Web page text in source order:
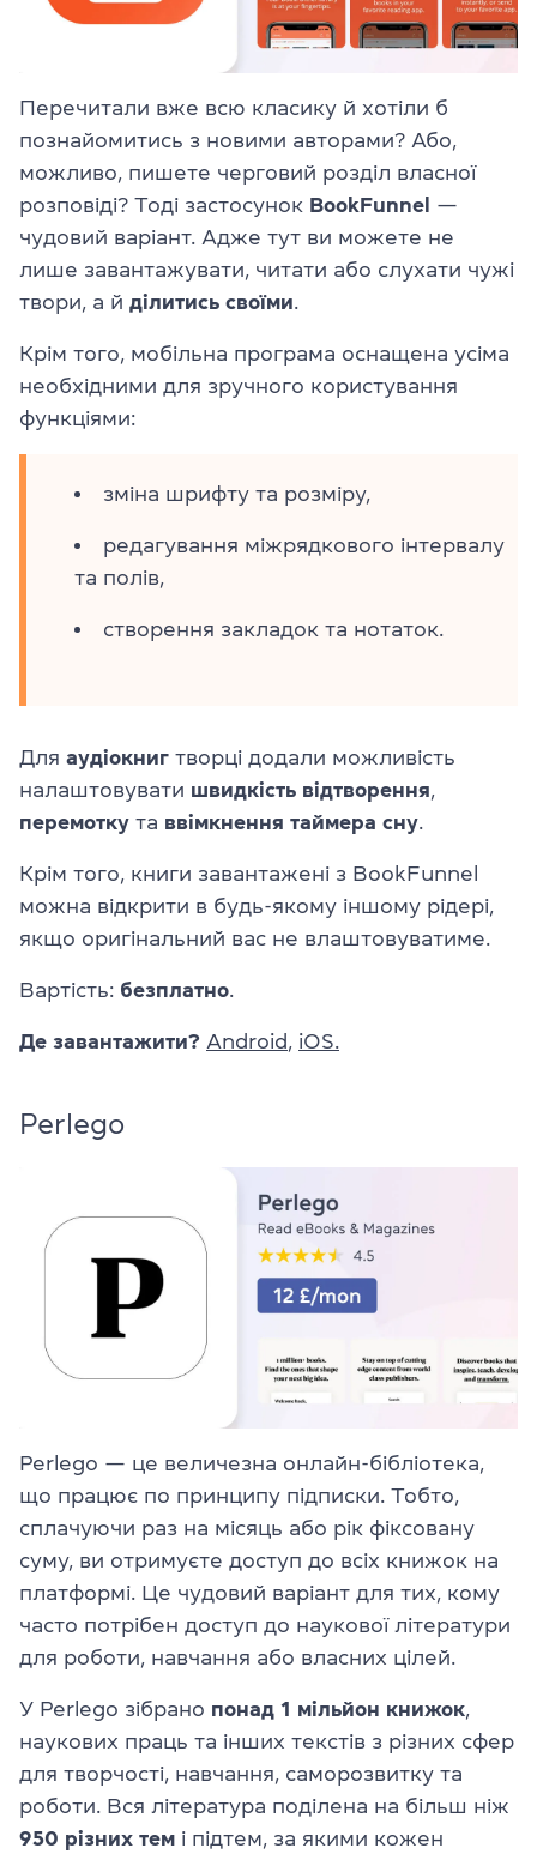
Перечитали вже всю класику й хотіли б
познайомитись з новими авторами? Або,
можливо, пишете черговий розділ власної
розповіді? Тоді застосунок BookFunnel
—
чудовий варіант. Адже тут ви можете не
лише завантажувати, читати або слухати чужі
твори, а й ділитись своїми.
Крім того, мобільна програма оснащена усіма
необхідними для зручного користування
функціями:
зміна шрифту та розміру,
редагування міжрядкового інтервалу
та полів,
створення закладок та нотаток.
Для аудіокниг творці додали можливість
налаштовувати швидкість відтворення,
перемотку та ввімкнення таймера сну.
Крім того, книги завантажені з BookFunnel
можна відкрити в будь-якому іншому рідері,
якщо оригінальний вас не влаштовуватиме.
Вартість: безплатно.
Де завантажити? Android, iOS.
Perlego
Perlego — це величезна онлайн-бібліотека,
що працює по принципу підписки. Тобто,
сплачуючи раз на місяць або рік фіксовану
суму, ви отримуєте доступ до всіх книжок на
платформі. Це чудовий варіант для тих, кому
часто потрібен доступ до наукової літератури
для роботи, навчання або власних цілей.
У Perlego зібрано понад 1 мільйон книжок,
наукових праць та інших текстів з різних сфер
для творчості, навчання, саморозвитку та
роботи. Вся література поділена на більш ніж
950 різних тем і підтем, за якими кожен